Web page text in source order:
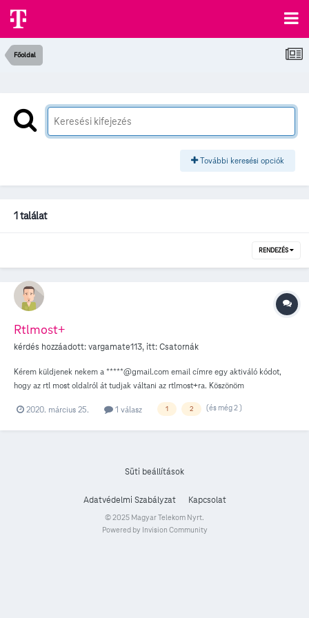
Főoldal
További keresési opciók
1 találat
RENDEZÉS
Rtlmost+
kérdés hozzáadott:vargamate113, itt:Csatornák
Kérem küldjenek nekem a *****@gmail.com email címre egy aktiváló kódot,
hogy az rtl most oldalról át tudjak váltani az rtlmost+ra. Köszönöm
2020. március 25. 1 válasz 1 2 (és még 2 )
Süti beállítások
Adatvédelmi Szabályzat Kapcsolat
© 2025 Magyar Telekom Nyrt.
Powered by Invision Community